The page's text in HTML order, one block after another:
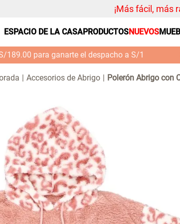
¡Más fácil, más
ESPACIO DE LA CASAPRODUCTOSNUEVOS
189.00 para ganarte el despacho a S/1
Accesorios de Abrigo Polerón Abrigo con
Organizador
Cojin
Alfombra